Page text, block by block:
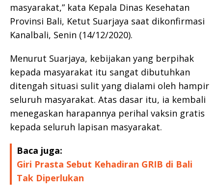
masyarakat,” kata Kepala Dinas Kesehatan
Provinsi Bali, Ketut Suarjaya saat dikonfirmasi
Kanalbali, Senin (14/12/2020).
Menurut Suarjaya, kebijakan yang berpihak
kepada masyarakat itu sangat dibutuhkan
ditengah situasi sulit yang dialami oleh hampir
seluruh masyarakat. Atas dasar itu, ia kembali
menegaskan harapannya perihal vaksin gratis
kepada seluruh lapisan masyarakat.
Baca juga:
Giri Prasta Sebut Kehadiran GRIB di Bali
Tak Diperlukan